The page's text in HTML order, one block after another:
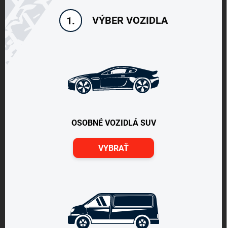
1. VÝBER VOZIDLA
OSOBNÉ VOZIDLÁ SUV
VYBRAŤ